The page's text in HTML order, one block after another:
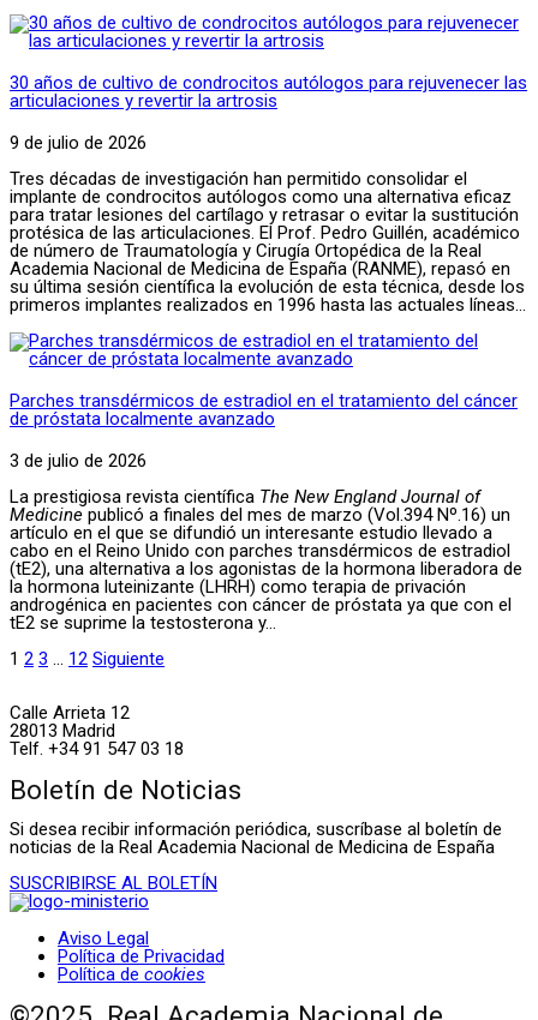
30 años de cultivo de condrocitos autólogos para rejuvenecer las
articulaciones y revertir la artrosis
9 de julio de 2026
Tres décadas de investigación han permitido consolidar el
implante de condrocitos autólogos como una alternativa eficaz
para tratar lesiones del cartílago y retrasar o evitar la sustitución
protésica de las articulaciones. El Prof. Pedro Guillén, académico
de número de Traumatología y Cirugía Ortopédica de la Real
Academia Nacional de Medicina de España (RANME), repasó en
su última sesión científica la evolución de esta técnica, desde los
primeros implantes realizados en 1996 hasta las actuales líneas...
Parches transdérmicos de estradiol en el tratamiento del cáncer
de próstata localmente avanzado
3 de julio de 2026
La prestigiosa revista científica The New England Journal of
Medicine publicó a finales del mes de marzo (Vol.394 Nº.16) un
artículo en el que se difundió un interesante estudio llevado a
cabo en el Reino Unido con parches transdérmicos de estradiol
(tE2), una alternativa a los agonistas de la hormona liberadora de
la hormona luteinizante (LHRH) como terapia de privación
androgénica en pacientes con cáncer de próstata ya que con el
tE2 se suprime la testosterona y...
1 2 3 … 12 Siguiente
Calle Arrieta 12
28013 Madrid
Telf. +34 91 547 03 18
Boletín de Noticias
Si desea recibir información periódica, suscríbase al boletín de
noticias de la Real Academia Nacional de Medicina de España
SUSCRIBIRSE AL BOLETÍN
Aviso Legal
Política de Privacidad
Política de cookies